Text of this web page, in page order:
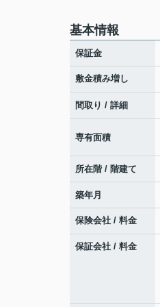
基本情報
保証金
敷金積み増し
間取り / 詳細
専有面積
所在階 / 階建て
築年月
保険会社 / 料金
保証会社 / 料金